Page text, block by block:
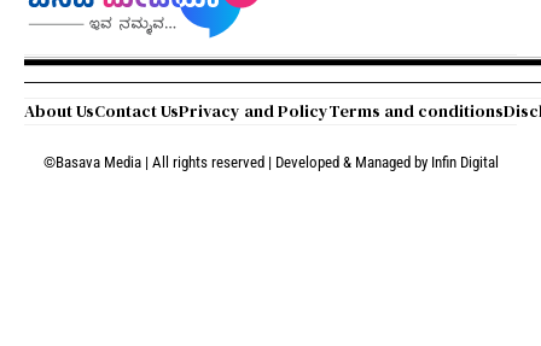
About UsContact UsPrivacy and PolicyTerms and conditions
©Basava Media | All rights reserved | Developed & Managed by Infin Digital